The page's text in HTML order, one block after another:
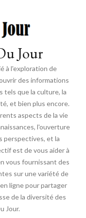
Jour
à l'exploration de
des informations
tels que la culture, la
et bien plus encore.
aspects de la vie
l'ouverture
perspectives, et la
est de vous aider à
vous fournissant des
sur une variété de
ligne pour partager
de la diversité des
Jour.